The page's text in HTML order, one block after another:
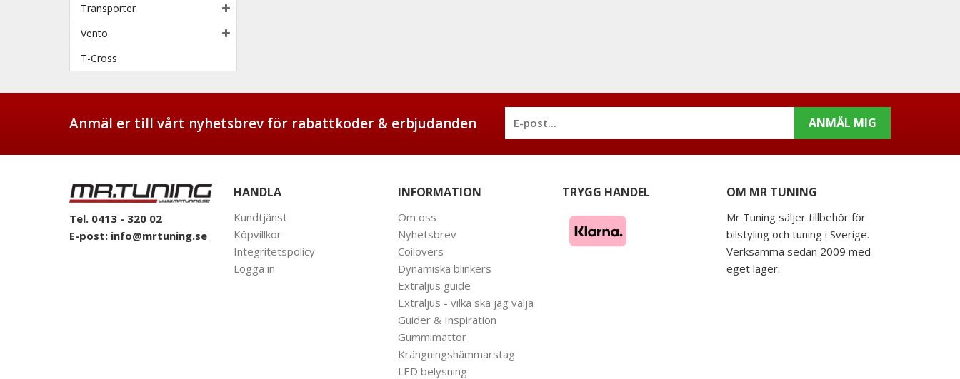
Transporter
Vento
T-Cross
Anmäl er till vårt nyhetsbrev för rabattkoder & erbjudanden ANMÄL MIG
Tel. 0413 - 320 02
E-post: info@mrtuning.se
HANDLA
Kundtjänst
Köpvillkor
Integritetspolicy
Logga in
INFORMATION
Om oss
Nyhetsbrev
Coilovers
Dynamiska blinkers
Extraljus guide
Extraljus - vilka ska jag välja
Guider & Inspiration
Gummimattor
Krängningshämmarstag
LED belysning
TRYGG HANDEL OM MR TUNING
Mr Tuning säljer tillbehör för
bilstyling och tuning i Sverige.
Verksamma sedan 2009 med
eget lager.